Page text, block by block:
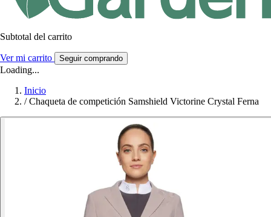
Subtotal del carrito
Ver mi carrito Seguir comprando
Loading...
Inicio
/ Chaqueta de competición Samshield Victorine Crystal Ferna